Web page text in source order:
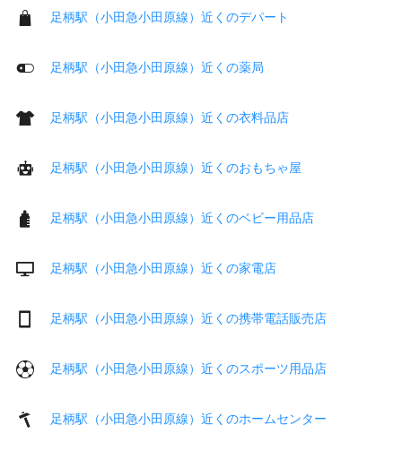
足柄駅（小田急小田原線）近くのデパート
足柄駅（小田急小田原線）近くの薬局
足柄駅（小田急小田原線）近くの衣料品店
足柄駅（小田急小田原線）近くのおもちゃ屋
足柄駅（小田急小田原線）近くのベビー用品店
足柄駅（小田急小田原線）近くの家電店
足柄駅（小田急小田原線）近くの携帯電話販売店
足柄駅（小田急小田原線）近くのスポーツ用品店
足柄駅（小田急小田原線）近くのホームセンター